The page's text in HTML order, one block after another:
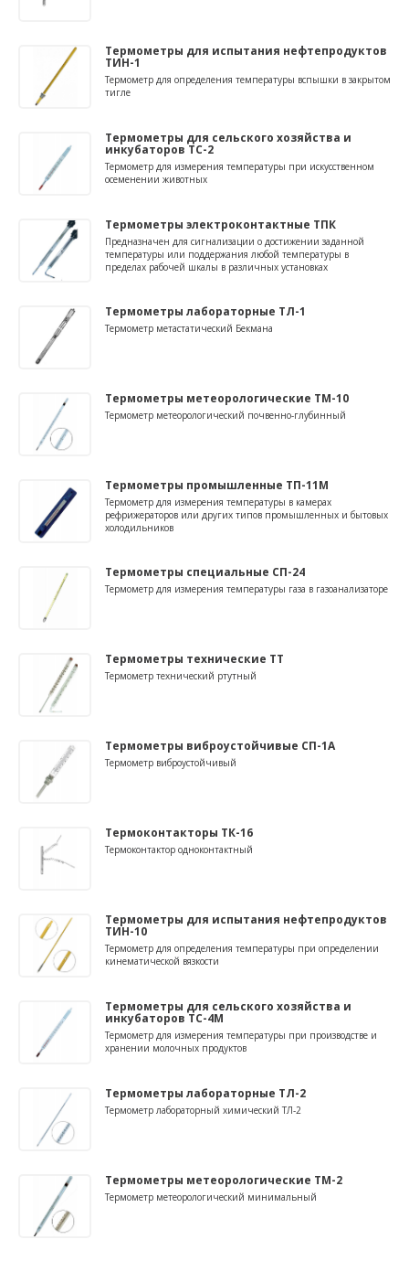
Термометры для испытания нефтепродуктов
ТИН-1
Термометр для определения температуры вспышки в закрытом
тигле
Термометры для сельского хозяйства и
инкубаторов ТС-2
Термометр для измерения температуры при искусственном
осеменении животных
Термометры электроконтактные ТПК
Предназначен для сигнализации о достижении заданной
температуры или поддержания любой температуры в
пределах рабочей шкалы в различных установках
Термометры лабораторные ТЛ-1
Термометр метастатический Бекмана
Термометры метеорологические ТМ-10
Термометр метеорологический почвенно-глубинный
Термометры промышленные ТП-11М
Термометр для измерения температуры в камерах
рефрижераторов или других типов промышленных и бытовых
холодильников
Термометры специальные СП-24
Термометр для измерения температуры газа в газоанализаторе
Термометры технические ТТ
Термометр технический ртутный
Термометры виброустойчивые СП-1А
Термометр виброустойчивый
Термоконтакторы ТК-16
Термоконтактор одноконтактный
Термометры для испытания нефтепродуктов
ТИН-10
Термометр для определения температуры при определении
кинематической вязкости
Термометры для сельского хозяйства и
инкубаторов ТС-4М
Термометр для измерения температуры при производстве и
хранении молочных продуктов
Термометры лабораторные ТЛ-2
Термометр лабораторный химический ТЛ-2
Термометры метеорологические ТМ-2
Термометр метеорологический минимальный